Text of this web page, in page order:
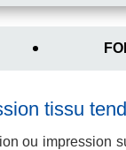
tissu
ou impression